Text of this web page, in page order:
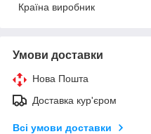
Країна виробник
Умови доставки
Нова Пошта
Доставка кур'єром
Всі умови доставки